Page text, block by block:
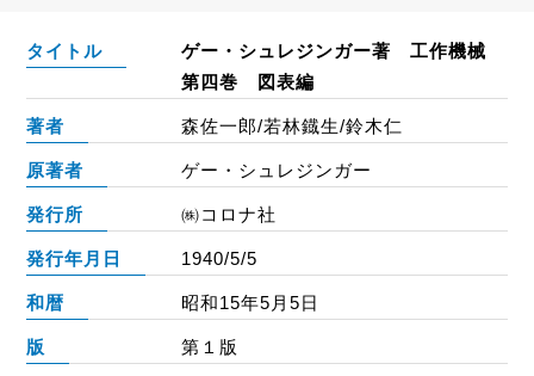
タイトル
ゲー・シュレジンガー著 工作機械
第四巻 図表編
著者 森佐一郎/若林鐡生/鈴木仁
原著者 ゲー・シュレジンガー
発行所 ㈱コロナ社
発行年月日 1940/5/5
和暦 昭和15年5月5日
版 第１版